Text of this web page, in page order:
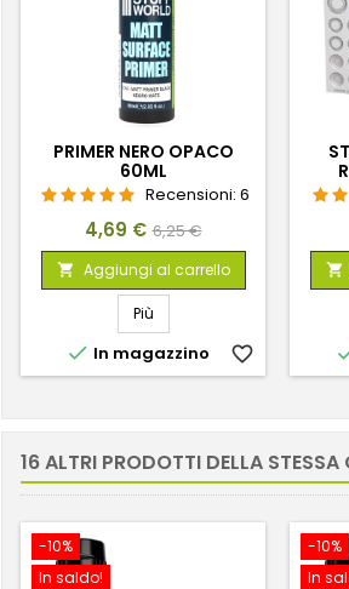
PRIMER NERO OPACO
60ML
Recensioni: 6
Prezzo
4,69 € Prezzo
base
6,25 €
 Aggiungi al carrello
Più
 In magazzino favorite_border

16 ALTRI PRODOTTI DELLA
-10%
In saldo!
-10%
In